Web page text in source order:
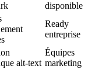
disponible
Ready
entreprise
alt-text
Équipes
marketing